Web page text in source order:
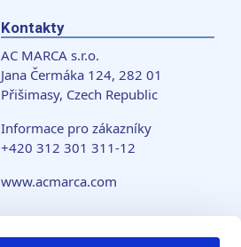
Kontakty
AC MARCA s.r.o.
Jana Čermáka 124, 282 01
Přišimasy, Czech Republic
Informace pro zákazníky
+420 312 301 311-12
www.acmarca.com